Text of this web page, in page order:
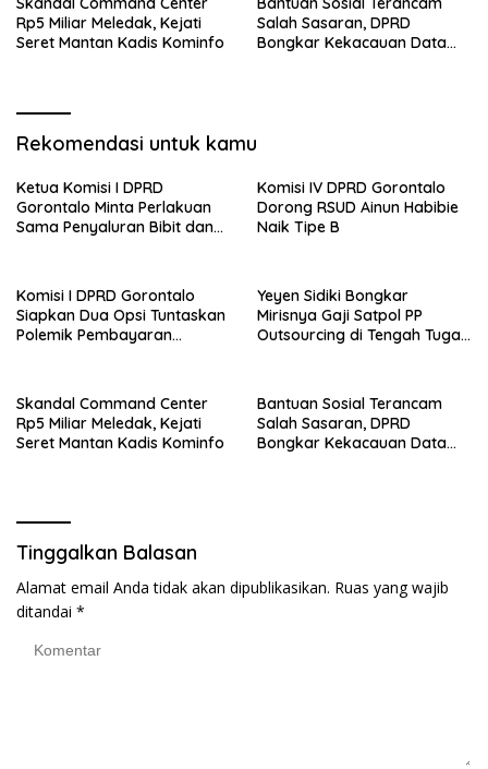
Rp5 Miliar Meledak, Kejati
Seret Mantan Kadis Kominfo
Salah Sasaran, DPRD
Bongkar Kekacauan Data
Rekomendasi untuk kamu
Ketua Komisi I DPRD
Gorontalo Minta Perlakuan
Sama Penyaluran Bibit dan
Komisi IV DPRD Gorontalo
Dorong RSUD Ainun Habibie
Naik Tipe B
Komisi I DPRD Gorontalo
Siapkan Dua Opsi Tuntaskan
Polemik Pembayaran
Yeyen Sidiki Bongkar
Mirisnya Gaji Satpol PP
Outsourcing di Tengah Tugas
Skandal Command Center
Rp5 Miliar Meledak, Kejati
Seret Mantan Kadis Kominfo
Bantuan Sosial Terancam
Salah Sasaran, DPRD
Bongkar Kekacauan Data
Tinggalkan Balasan
Alamat email Anda tidak akan dipublikasikan. Ruas yang wajib
ditandai *